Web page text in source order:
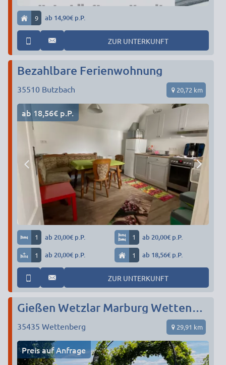
9 ab 14,90€ p.P.
ZUR UNTERKUNFT
Bezahlbare Ferienwohnung
35510 Butzbach 20,72 km
ab 18,56€ p.P.
1 ab 20,00€ p.P. 1 ab 20,00€ p.P.
1 ab 20,00€ p.P. 1 ab 18,56€ p.P.
ZUR UNTERKUNFT
Gießen Wetzlar Marburg Wettenberg/Tel. ‭‭01776781501
35435 Wettenberg 29,91 km
Preis auf Anfrage